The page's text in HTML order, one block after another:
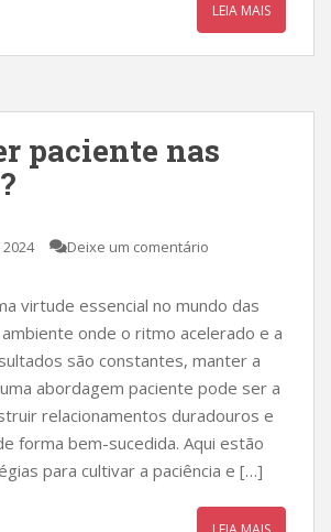
LEIA MAIS
paciente nas
Deixe um comentário
virtude essencial no mundo das
onde o ritmo acelerado e a
são constantes, manter a
abordagem paciente pode ser a
relacionamentos duradouros e
forma bem-sucedida. Aqui estão
para cultivar a paciência e […]